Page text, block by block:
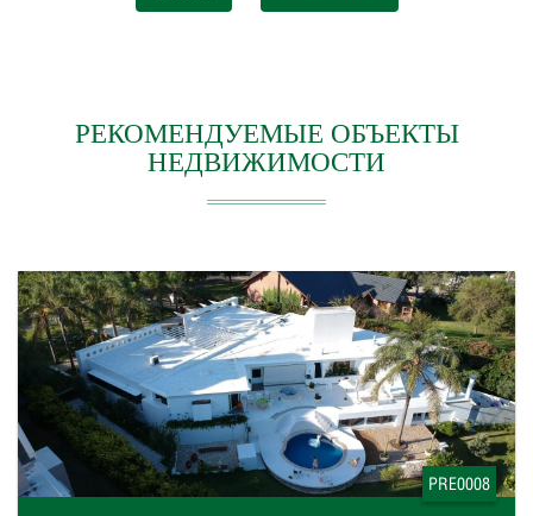
РЕКОМЕНДУЕМЫЕ ОБЪЕКТЫ
НЕДВИЖИМОСТИ
PRE0008